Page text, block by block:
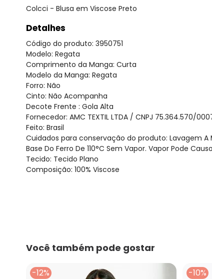
Colcci - Blusa em Viscose Preto
Detalhes
Código do produto: 3950751
Modelo: Regata
Comprimento da Manga: Curta
Modelo da Manga: Regata
Forro: Não
Cinto: Não Acompanha
Decote Frente : Gola Alta
Fornecedor: AMC TEXTIL LTDA / CNPJ 75.364.570/
Feito: Brasil
Cuidados para conservação do produto: Lavagem
Base Do Ferro De 110°C Sem Vapor. Vapor Pode
Tecido: Tecido Plano
Composição: 100% Viscose
Você também pode gostar
-12% -10%